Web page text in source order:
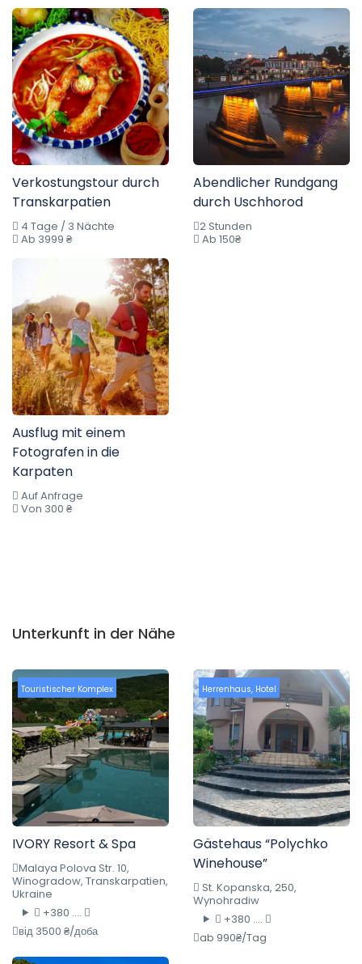
Verkostungstour durch
Transkarpatien
4 Tage / 3 Nächte
Ab 3999 ₴
Abendlicher Rundgang
durch Uschhorod
2 Stunden
Ab 150₴
Ausflug mit einem
Fotografen in die
Karpaten
Auf Anfrage
Von 300 ₴
Unterkunft in der Nähe
Touristischer Komplex
IVORY Resort & Spa
Malaya Polova Str. 10,
Winogradow, Transkarpatien,
Ukraine
+380 ....
від 3500 ₴/доба
Herrenhaus, Hotel
Gästehaus “Polychko
Winehouse”
St. Kopanska, 250,
Wynohradiw
+380 ....
ab 990₴/Tag